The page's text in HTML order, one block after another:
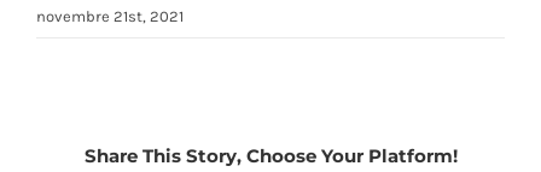
novembre 21st, 2021
Share This Story, Choose Your Platform!